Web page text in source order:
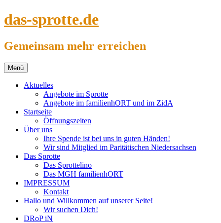
Springe
zum
das-sprotte.de
Gemeinsam mehr erreichen
Menü
Aktuelles
Angebote im Sprotte
Angebote im familienhORT und im ZidA
Startseite
Öffnungszeiten
Über uns
Ihre Spende ist bei uns in guten Händen!
Wir sind Mitglied im Paritätischen Niedersachsen
Das Sprotte
Das Sprottelino
Das MGH familienhORT
IMPRESSUM
Kontakt
Hallo und Willkommen auf unserer Seite!
Wir suchen Dich!
DRoP iN